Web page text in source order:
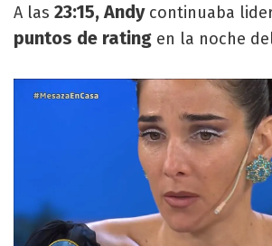
A las 23:15, Andy continuaba
puntos de rating en la noche